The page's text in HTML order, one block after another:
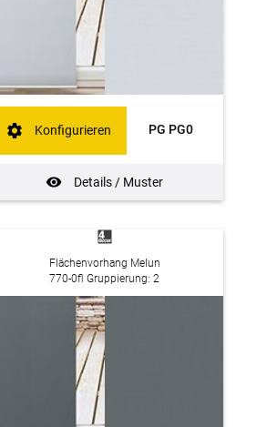
PG PG0
Details / Muster
Konfigurieren
Flächenvorhang Melun
770-0fl Gruppierung: 2